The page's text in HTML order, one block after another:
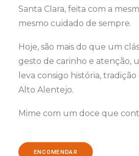
Santa Clara, feita com a
mesmo cuidado de sempre.
Hoje, são mais do que um
gesto de carinho e atenção,
leva consigo história,
Alto Alentejo.
Mime com um doce que
ENCOMENDAR